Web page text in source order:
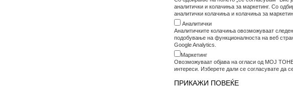
аналитички и колачиња за маркетинг. Со
аналитички колачиња и колачиња за
Аналитички
Аналитичките колачиња овозможуваат
подобување на функционалноста на веб
Google Analytics.
Маркетинг
Овозможуваат објава на огласи од МОЈ
интереси. Изберете дали се согласувате да
ПРИКАЖИ ПОВЕЌЕ